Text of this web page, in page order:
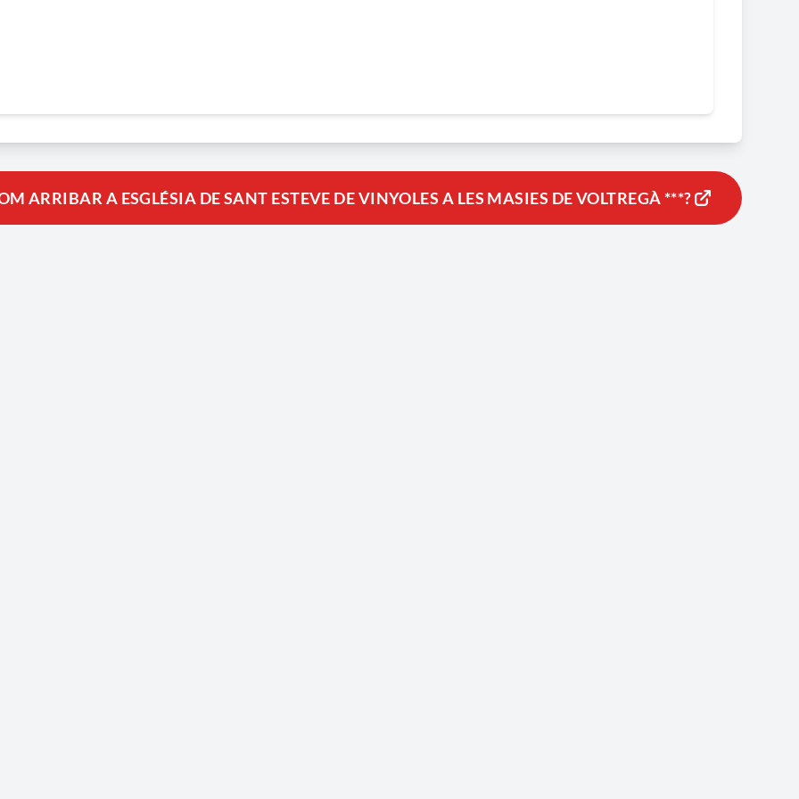
ARRIBAR A ESGLÉSIA DE SANT ESTEVE DE VINYOLES A LES MASIES DE VOLTREGÀ ***?